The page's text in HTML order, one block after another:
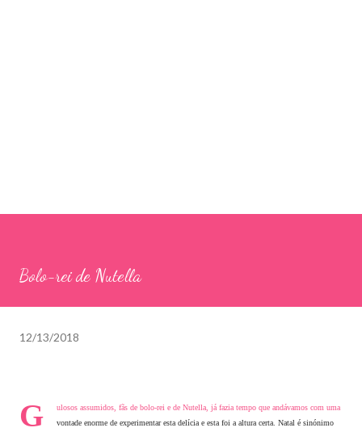
Bolo-rei de Nutella
12/13/2018
G
ulosos assumidos, fãs de bolo-rei e de Nutella, já fazia tempo que andávamos com uma
vontade enorme de experimentar esta delícia e esta foi a altura certa. Natal é sinónimo